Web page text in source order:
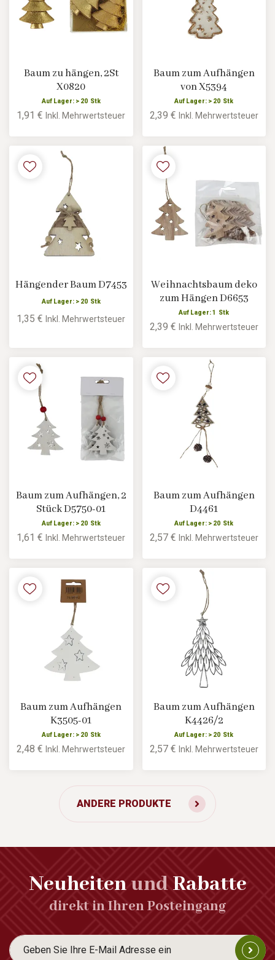
Baum zu hängen, 2St
X0820
Auf Lager: > 20 Stk
1,91 €Inkl. Mehrwertsteuer
Baum zum Aufhängen
von X5394
Auf Lager: > 20 Stk
2,39 € Inkl. Mehrwertsteuer
Hängender Baum D7453
Auf Lager: > 20 Stk
1,35 €Inkl. Mehrwertsteuer
Weihnachtsbaum deko
zum Hängen D6653
Auf Lager: 1 Stk
2,39 € Inkl. Mehrwertsteuer
Baum zum Aufhängen, 2
Stück D5750-01
Auf Lager: > 20 Stk
1,61 €Inkl. Mehrwertsteuer
Baum zum Aufhängen
D4461
Auf Lager: > 20 Stk
2,57 € Inkl. Mehrwertsteuer
Baum zum Aufhängen
K3505-01
Auf Lager: > 20 Stk
2,48 €Inkl. Mehrwertsteuer
Baum zum Aufhängen
K4426/2
Auf Lager: > 20 Stk
2,57 € Inkl. Mehrwertsteuer
ANDERE PRODUKTE
NeuheitenundRabatte
direkt in Ihren Posteingang